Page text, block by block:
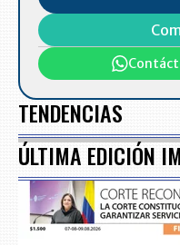
TENDENCIAS
ÚLTIMA EDICIÓN